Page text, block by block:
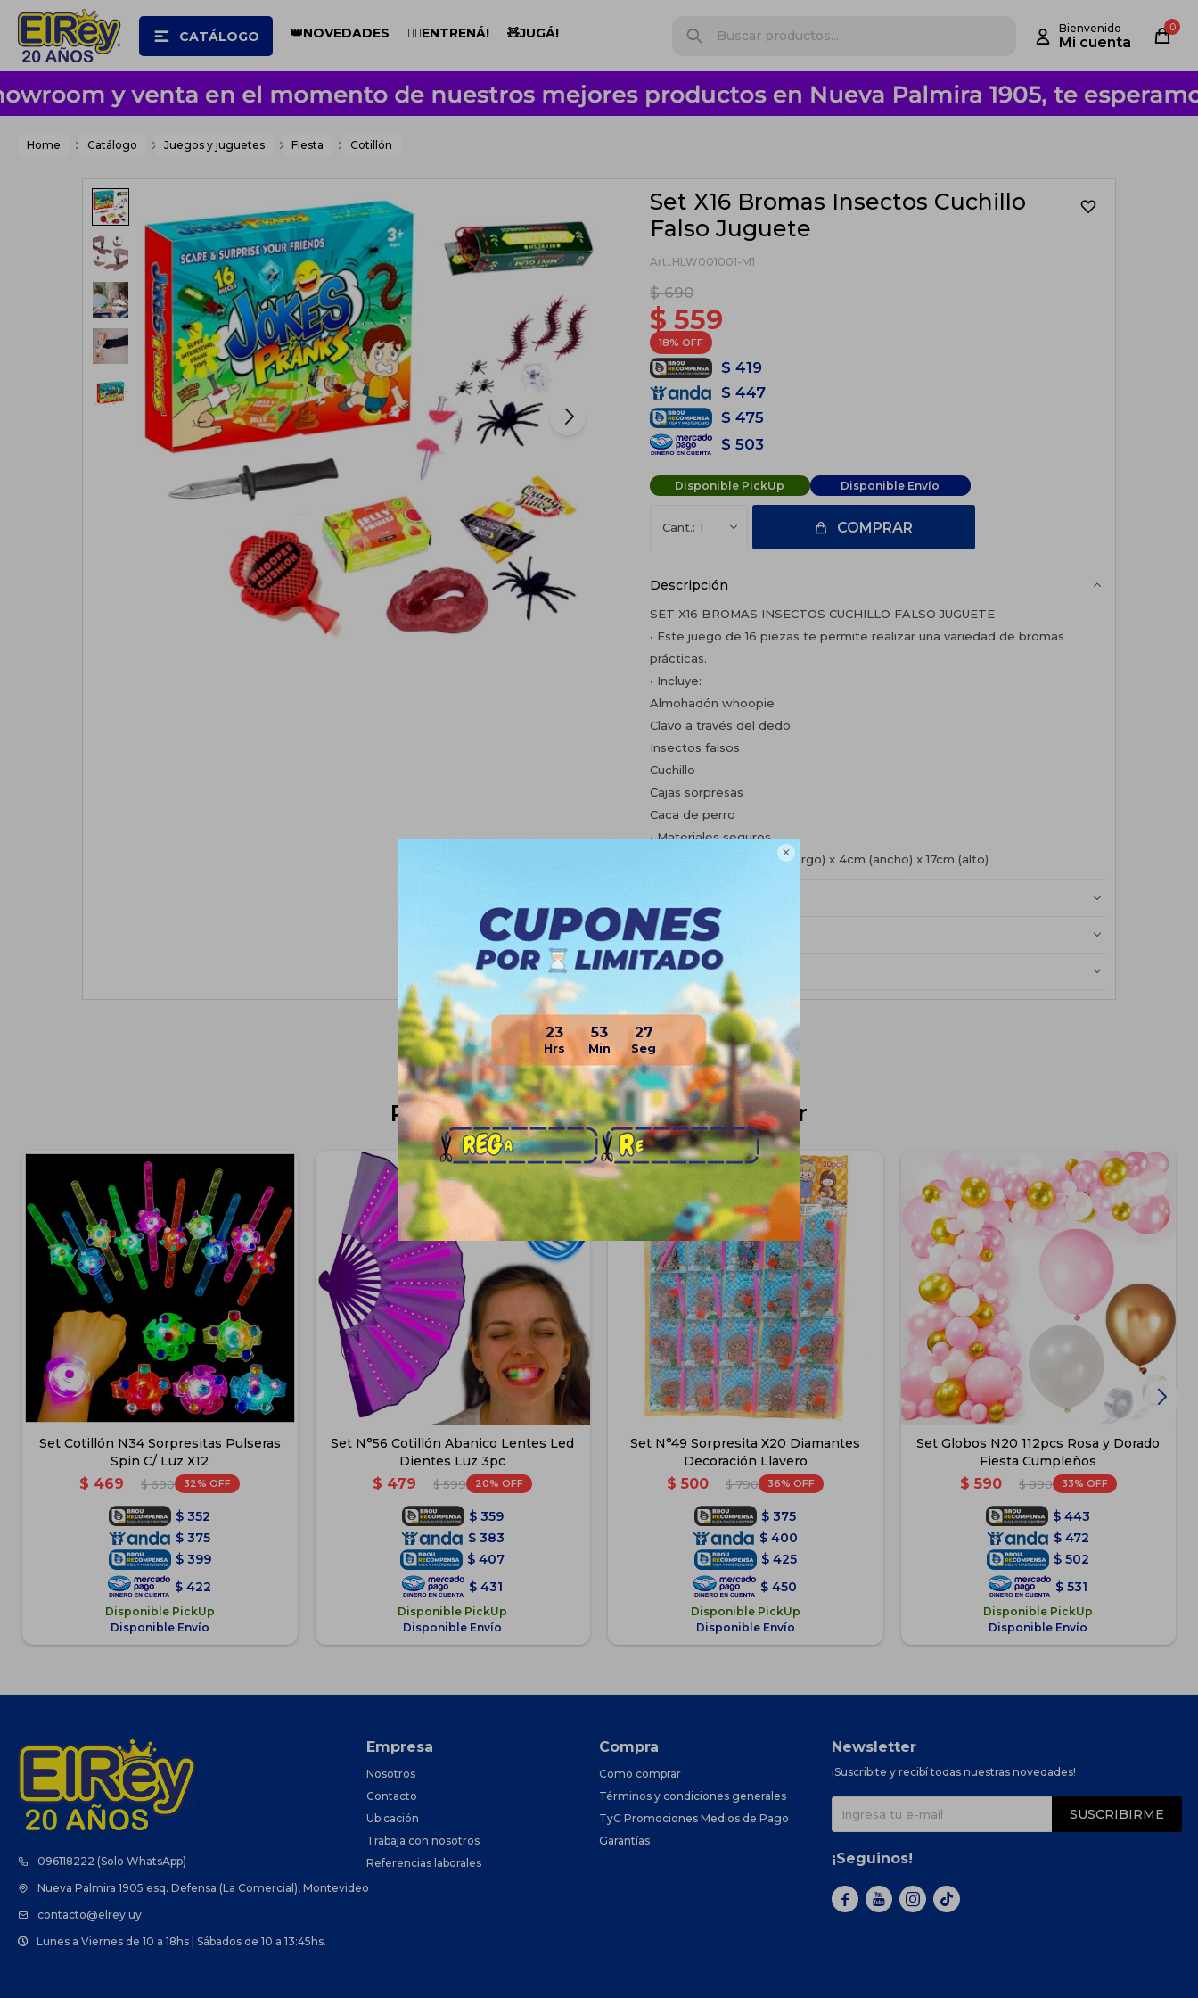

23 53 26
CATÁLOGO 👑NOVEDADES 🏋️‍♂️ENTRENÁ! 🧸JUGÁ! 0
Home Catálogo Juegos y juguetes Fiesta Cotillón
Set X16 Bromas Insectos Cuchillo
Falso Juguete
HLW001001-M1
$ 690
$ 559
18
$ 419
$ 447
$ 475
$ 503
Disponible PickUp Disponible Envío
1 COMPRAR
Descripción
SET X16 BROMAS INSECTOS CUCHILLO FALSO JUGUETE
• Este juego de 16 piezas te permite realizar una variedad de bromas
prácticas.
• Incluye:
Almohadón whoopie
Clavo a través del dedo
Insectos falsos
Cuchillo
Cajas sorpresas
Caca de perro
• Materiales seguros.
• Dimensiones: 23.5cm (largo) x 4cm (ancho) x 17cm (alto)
Planes de cuotas
Envíos
Medios de pago
Productos que te pueden interesar
Set Cotillón N34 Sorpresitas Pulseras
Spin C/ Luz X12
$ 469 $ 690 32
$ 352
$ 375
$ 399
$ 422
Disponible PickUp
Disponible Envío
Set N°56 Cotillón Abanico Lentes Led
Dientes Luz 3pc
$ 479 $ 599 20
$ 359
$ 383
$ 407
$ 431
Disponible PickUp
Disponible Envío
Set N°49 Sorpresita X20 Diamantes
Decoración Llavero
$ 500 $ 790 36
$ 375
$ 400
$ 425
$ 450
Disponible PickUp
Disponible Envío
Set Globos N20 112pcs Rosa y Dorado
Fiesta Cumpleños
$ 590 $ 890 33
$ 443
$ 472
$ 502
$ 531
Disponible PickUp
Disponible Envío
096118222 (Solo WhatsApp)
Nueva Palmira 1905 esq. Defensa (La Comercial), Montevideo
contacto@elrey.uy
Lunes a Viernes de 10 a 18hs | Sábados de 10 a 13:45hs.
Empresa
Nosotros
Contacto
Ubicación
Trabaja con nosotros
Referencias laborales
Compra
Como comprar
Términos y condiciones generales
TyC Promociones Medios de Pago
Garantías
Newsletter
¡Suscribite y recibí todas nuestras novedades!
SUSCRIBIRME
¡Seguinos!
  